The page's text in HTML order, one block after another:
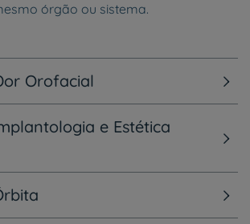
órgão ou sistema.
Orofacial
e Estética